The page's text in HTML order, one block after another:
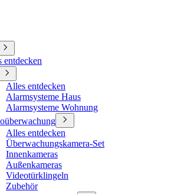
entdecken
Alles entdecken
Alarmsysteme Haus
Alarmsysteme Wohnung
Alles entdecken
Überwachungskamera-Set
Innenkameras
Außenkameras
Videotürklingeln
Zubehör